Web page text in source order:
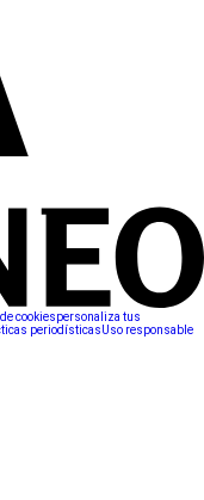
cookiespersonaliza tus
periodísticasUso responsable